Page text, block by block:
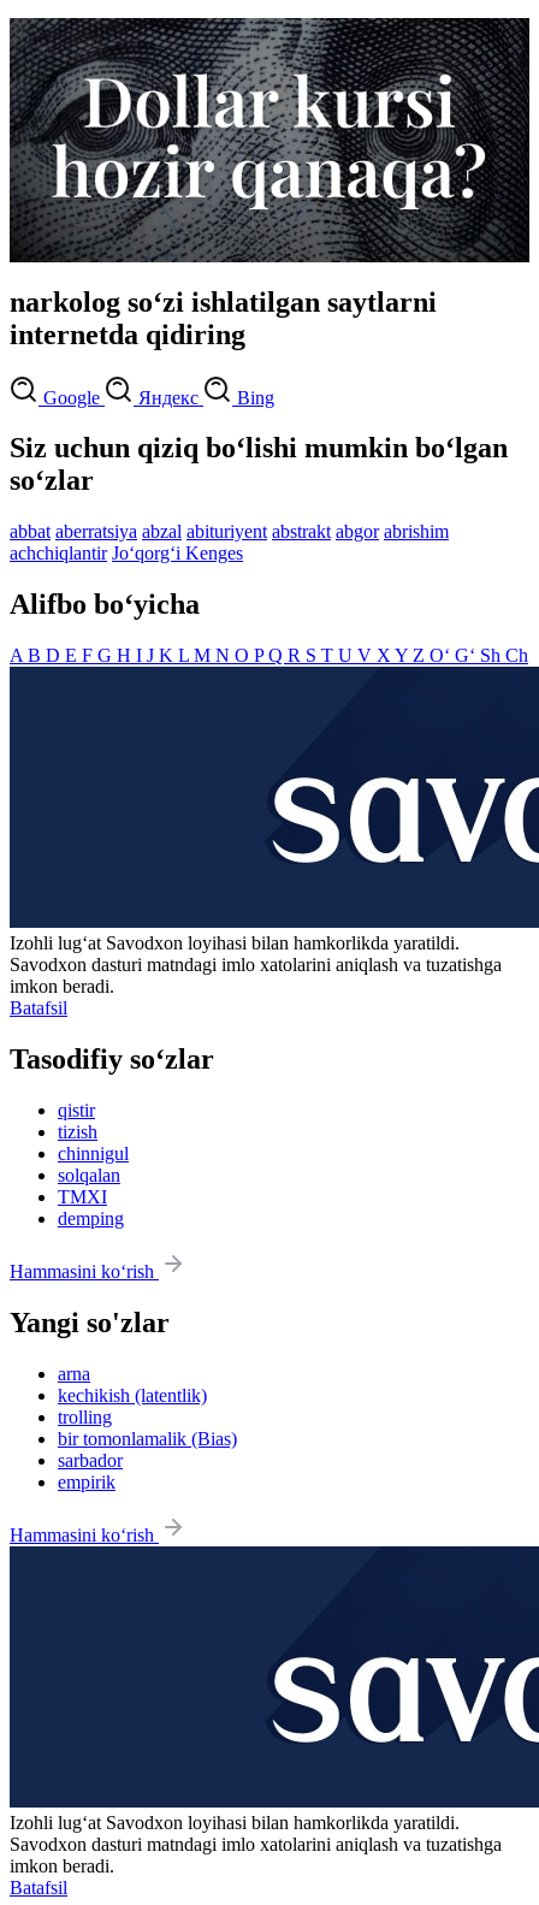
narkolog so‘zi ishlatilgan saytlarni
internetda qidiring
Google Яндекс Bing
Siz uchun qiziq bo‘lishi mumkin bo‘lgan
so‘zlar
abbat aberratsiya abzal abituriyent abstrakt abgor abrishim
achchiqlantir Jo‘qorg‘i Kenges
Alifbo bo‘yicha
A B D E F G H I J K L M N O PQ R S T U V X Y Z O‘ G‘ Sh Ch
Izohli lugʻat Savodxon loyihasi bilan hamkorlikda yaratildi.
Savodxon dasturi matndagi imlo xatolarini aniqlash va tuzatishga
imkon beradi.
Batafsil
Tasodifiy so‘zlar
qistir
tizish
chinnigul
solqalan
TMXI
demping
Hammasini ko‘rish
Yangi so'zlar
arna
kechikish (latentlik)
trolling
bir tomonlamalik (Bias)
sarbador
empirik
Hammasini ko‘rish
Izohli lugʻat Savodxon loyihasi bilan hamkorlikda yaratildi.
Savodxon dasturi matndagi imlo xatolarini aniqlash va tuzatishga
imkon beradi.
Batafsil